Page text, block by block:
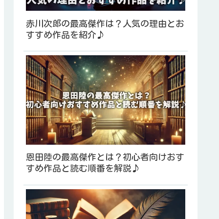
赤川次郎の最高傑作は？人気の理由とお
すすめ作品を紹介♪
恩田陸の最高傑作とは？初心者向けおす
すめ作品と読む順番を解説♪